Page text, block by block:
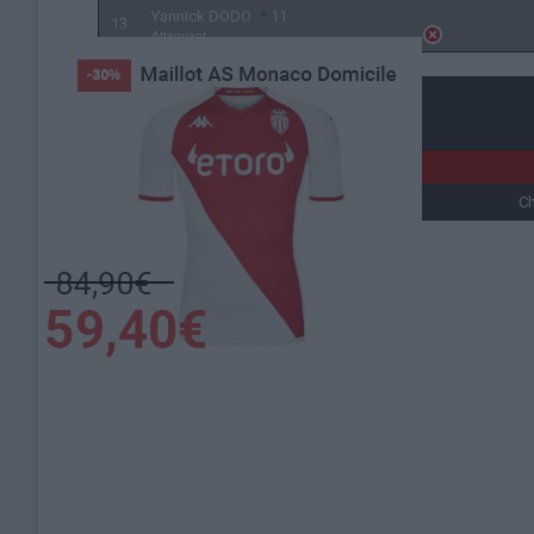
13 Yannick DODO 11
Attaquant
Détails
Date
6 avril 2025 11h00